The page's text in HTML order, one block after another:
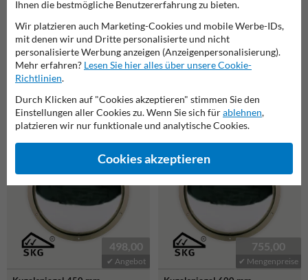
1.299,00
✔ Mengenpreise
Kugelspiegel Ø900 mm –
Blickwinkel 180 Grad – SKG-
VV zertifiziert
449,00
Blickwinkel 360 Grad
498,00
✔ Angebot
755,00
✔ Mengenpreise
Ihnen die bestmögliche Benutzererfahrung zu bieten.
Wir platzieren auch Marketing-Cookies und mobile Werbe-IDs,
mit denen wir und Dritte personalisierte und nicht
personalisierte Werbung anzeigen (Anzeigenpersonalisierung).
Mehr erfahren? Lesen Sie hier alles über unsere Cookie-
Richtlinien.
Durch Klicken auf "Cookies akzeptieren" stimmen Sie den
Einstellungen aller Cookies zu. Wenn Sie sich fürablehnen,
platzieren wir nur funktionale und analytische Cookies.
Cookies akzeptieren